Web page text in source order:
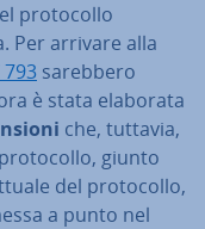
pro­to­col­lo
Per arrivare alla
793 sarebbero
è stata elaborata
che, tuttavia,
giunto
del pro­to­col­lo,
a punto nel